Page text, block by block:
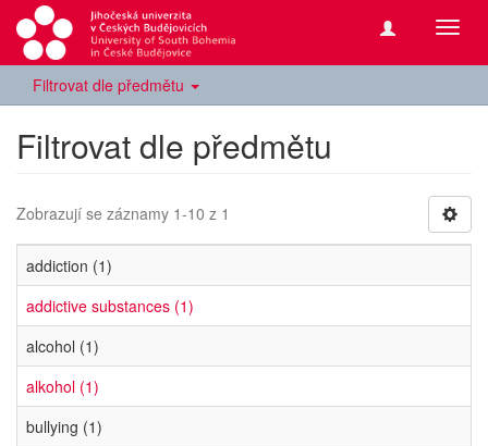
Filtrovat dle předmětu
Filtrovat dle předmětu
Zobrazují se záznamy 1-10 z 1
addiction (1)
addictive substances (1)
alcohol (1)
alkohol (1)
bullying (1)